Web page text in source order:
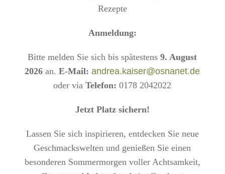
Rezepte
Anmeldung:
Bitte melden Sie sich bis spätestens9. August
2026 an.E-Mail: andrea.kaiser@osnanet.de
oder viaTelefon: 0178 2042022
Jetzt Platz sichern!
Lassen Sie sich inspirieren, entdecken Sie neue
Geschmackswelten und genießen Sie einen
besonderen Sommermorgen voller Achtsamkeit,